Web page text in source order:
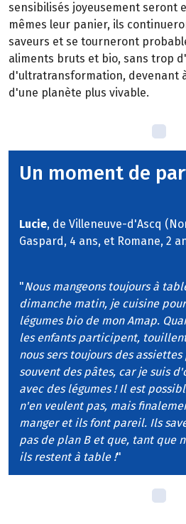
sensibilisés joyeusement seront
mêmes leur panier, ils
saveurs et se tourneront
aliments bruts et bio, sans trop
d'ultratransformation, devenant
d'une planète plus vivable.
Un moment de
Lucie, de Villeneuve-d'Ascq
Gaspard, 4 ans, et Romane, 2
"Nous mangeons toujours à
dimanche matin, je cuisine
légumes bio de mon Amap.
les enfants participent,
nous sers toujours des
souvent des pâtes, car je suis
avec des légumes ! Il est
n'en veulent pas, mais
manger et ils font pareil. Ils
pas de plan B et que, tant que
ils restent à table !"